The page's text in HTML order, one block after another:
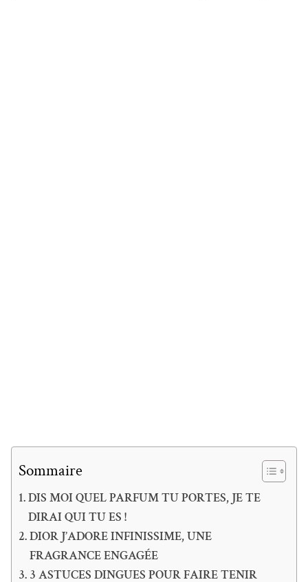
Sommaire
DIS MOI QUEL PARFUM TU PORTES, JE TE
DIRAI QUI TU ES !
DIOR J’ADORE INFINISSIME, UNE
FRAGRANCE ENGAGÉE
3 ASTUCES DINGUES POUR FAIRE TENIR